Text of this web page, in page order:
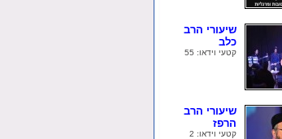
שיעורי הרב
כלב
קטעי וידאו: 55
שיעורי הרב
הרפז
קטעי וידאו: 2